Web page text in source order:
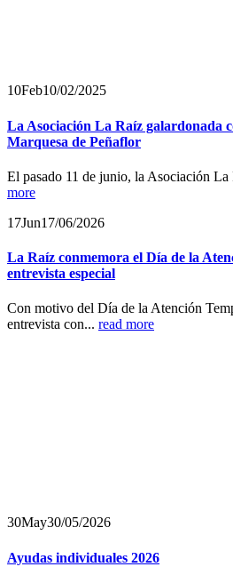
10Feb10/02/2025
La Asociación La Raíz galardonada
Marquesa de Peñaflor
El pasado 11 de junio, la Asociación
more
17Jun17/06/2026
La Raíz conmemora el Día de la
entrevista especial
Con motivo del Día de la Atención
entrevista con... read more
30May30/05/2026
Ayudas individuales 2026